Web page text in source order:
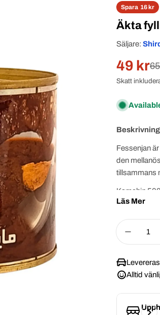
Spara 16 kr
Äkta
Säljare:
pris
49 kr
pris
Skatt
Fessenjan
den
tillsammans
Kamchin
kryddor och
kan du njuta
Läs Mer
Quantity
Alltid